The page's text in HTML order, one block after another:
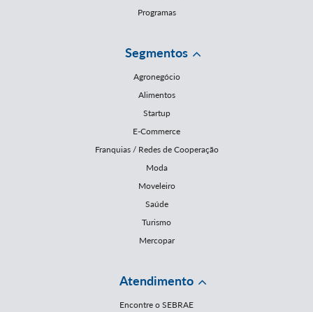
Programas
Segmentos
Agronegócio
Alimentos
Startup
E-Commerce
Franquias / Redes de Cooperação
Moda
Moveleiro
Saúde
Turismo
Mercopar
Atendimento
Encontre o SEBRAE